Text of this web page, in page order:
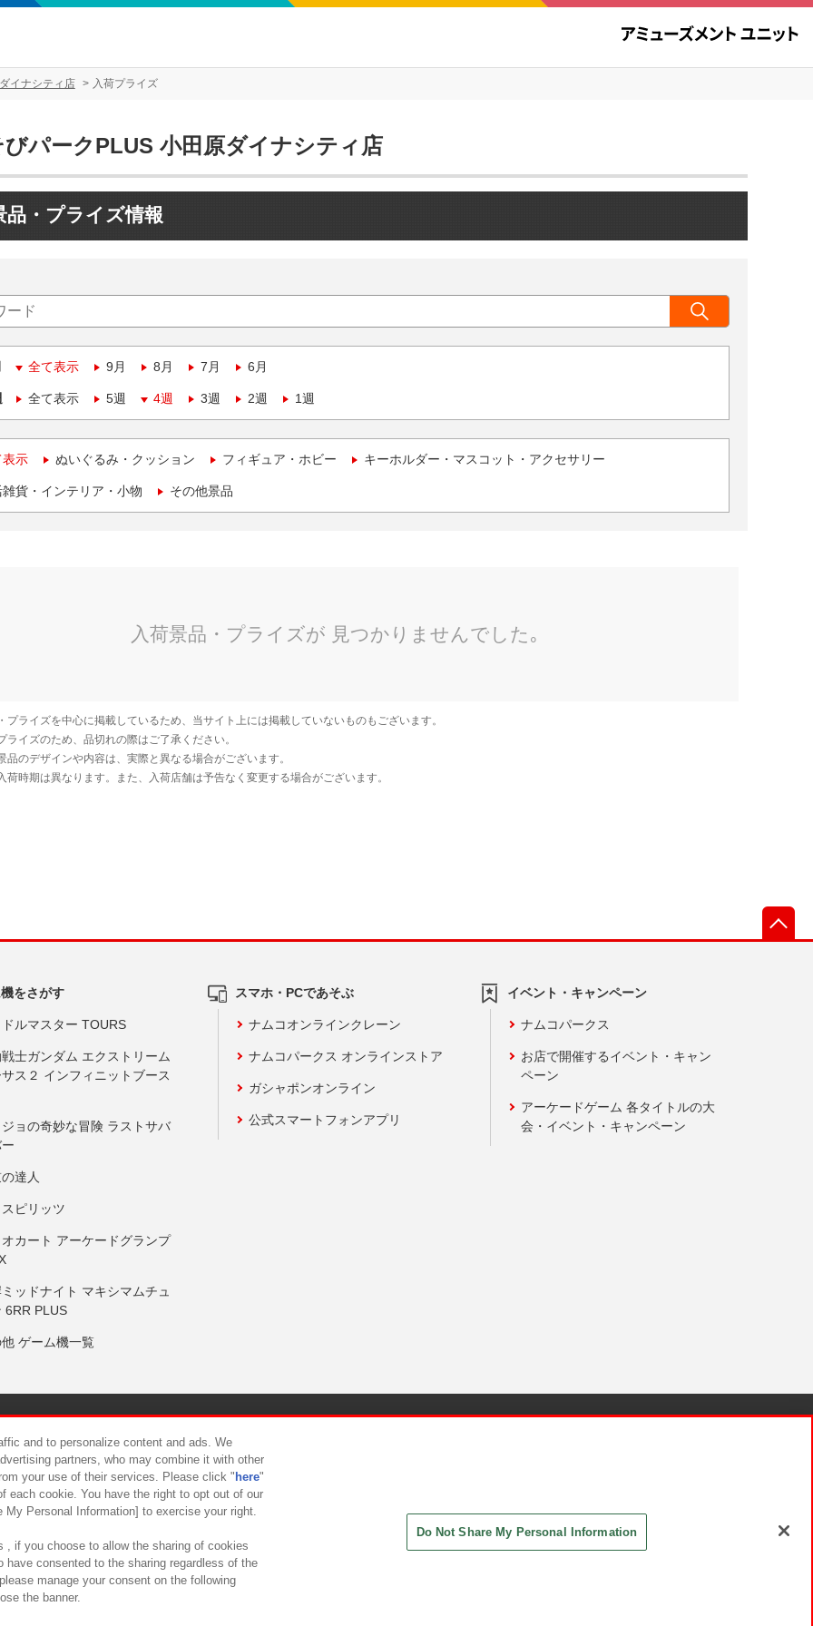
イナシティ店 入荷プライズ
パークPLUS 小田原ダイナシティ店
品・プライズ情報
全て表示 9月 8月 7月 6月
全て表示 5週 4週 3週 2週 1週
表示 ぬいぐるみ・クッション フィギュア・ホビー キーホルダー・マスコット・アクセサリー
貨・インテリア・小物 その他景品
をさがす
ルマスター TOURS
士ガンダム エクストリーム
ス２ インフィニットブース
ョの奇妙な冒険 ラストサバ
達人
ピリッツ
カート アーケードグランプ
ッドナイト マキシマムチュ
6RR PLUS
ゲーム機一覧
スマホ・PCであそぶ
ナムコオンラインクレーン
ナムコパークス オンラインストア
ガシャポンオンライン
公式スマートフォンアプリ
イベント・キャンペーン
ナムコパークス
お店で開催するイベント・キャン
ペーン
アーケードゲーム 各タイトルの大
会・イベント・キャンペーン
について カスタマーハラスメント対応方針
and to personalize content and ads. We
partners, who may combine it with other
your use of their services. Please click " here"
each cookie. You have the right to opt out of our
Personal Information] to exercise your right.
, if you choose to allow the sharing of cookies
have consented to the sharing regardless of the
manage your consent on the following
the banner.
Do Not Share My Personal Information